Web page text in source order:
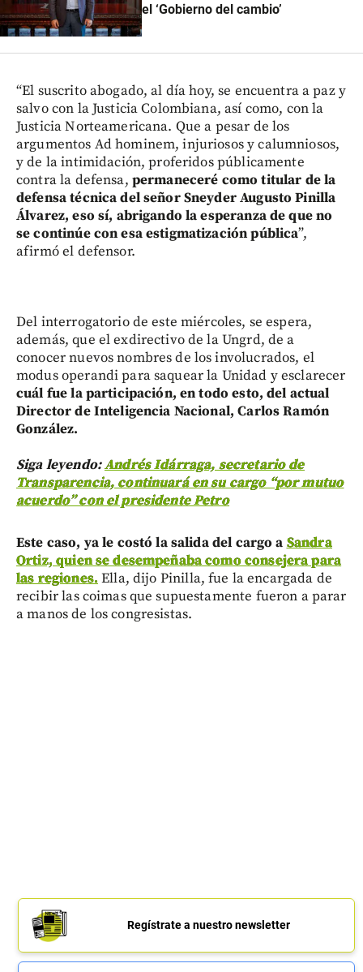
el ‘Gobierno del cambio’
“El suscrito abogado, al día hoy, se encuentra a paz y
salvo con la Justicia Colombiana, así como, con la
Justicia Norteamericana. Que a pesar de los
argumentos Ad hominem, injuriosos y calumniosos,
y de la intimidación, proferidos públicamente
contra la defensa, permaneceré como titular de la
defensa técnica del señor Sneyder Augusto Pinilla
Álvarez, eso sí, abrigando la esperanza de que no
se continúe con esa estigmatización pública”,
afirmó el defensor.
Del interrogatorio de este miércoles, se espera,
además, que el exdirectivo de la Ungrd, de a
conocer nuevos nombres de los involucrados, el
modus operandi para saquear la Unidad y esclarecer
cuál fue la participación, en todo esto, del actual
Director de Inteligencia Nacional, Carlos Ramón
González.
Siga leyendo:Andrés Idárraga, secretario de
Transparencia, continuará en su cargo “por mutuo
acuerdo” con el presidente Petro
Este caso, ya le costó la salida del cargo a Sandra
Ortiz, quien se desempeñaba como consejera para
las regiones. Ella, dijo Pinilla, fue la encargada de
recibir las coimas que supuestamente fueron a parar
a manos de los congresistas.
Regístrate a nuestro newsletter